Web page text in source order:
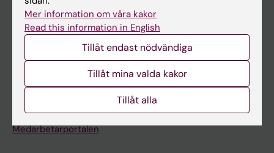
Schema
Studentmejlen
Kurs- och programwebbar
Medarbetare
Medarbetarportalen
Mer information om våra kakor
Read this information in English
Tillåt endast nödvändiga
Tillåt mina valda kakor
Tillåt alla